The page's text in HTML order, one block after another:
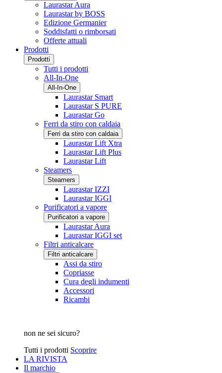
Laurastar Aura
Laurastar by BOSS
Edizione Germanier
Soddisfatti o rimborsati
Offerte attuali
Prodotti
Prodotti
Tutti i prodotti
All-In-One
All-In-One
Laurastar Smart
Laurastar S PURE
Laurastar Go
Ferri da stiro con caldaia
Ferri da stiro con caldaia
Laurastar Lift Xtra
Laurastar Lift Plus
Laurastar Lift
Steamers
Steamers
Laurastar IZZI
Laurastar IGGI
Purificatori a vapore
Purificatori a vapore
Laurastar Aura
Laurastar IGGI set
Filtri anticalcare
Filtri anticalcare
Assi da stiro
Copriasse
Cura degli indumenti
Accessori
Ricambi
non ne sei sicuro?
Tutti i prodotti Scoprire
LA RIVISTA
Il marchio